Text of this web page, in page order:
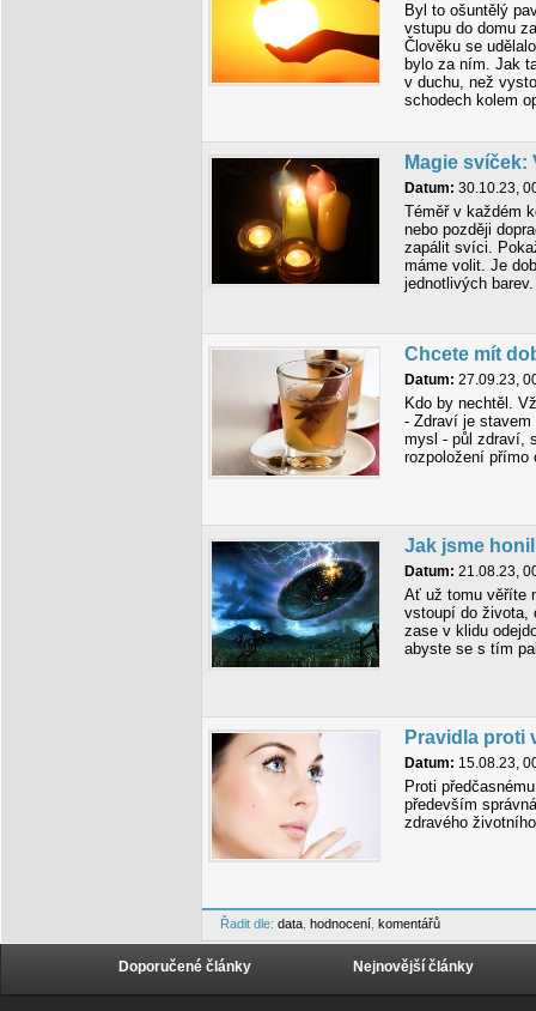
Byl to ošuntělý
vstupu do domu
Člověku se
bylo za ním. Jak
v duchu, než
schodech kolem
Magie svíček:
Datum: 30.10.23,
Téměř v každém
nebo později
zapálit svíci.
máme volit. Je
jednotlivých barev.
Chcete mít
Datum: 27.09.23,
Kdo by nechtěl.
- Zdraví je stavem
mysl - půl zdraví,
rozpoložení přímo
Jak jsme
Datum: 21.08.23,
Ať už tomu věříte
vstoupí do života,
zase v klidu
abyste se s tím
Pravidla proti
Datum: 15.08.23,
Proti
především
zdravého
Řadit dle: data hodnocení komentářů
Doporučené články Nejnovější články